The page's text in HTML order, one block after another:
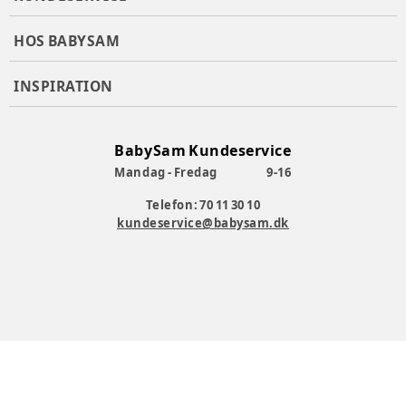
HOS BABYSAM
INSPIRATION
BabySam Kundeservice
Mandag - Fredag
9-16
Telefon: 70 11 30 10
kundeservice@babysam.dk